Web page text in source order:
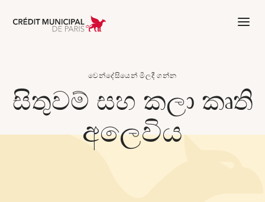
Aller à l'accueil de Crédit Municipal
වෙන්දේසියෙන් මිලදී ගන්න
සිතුවම් සහ කලා කෘති
අලෙවිය